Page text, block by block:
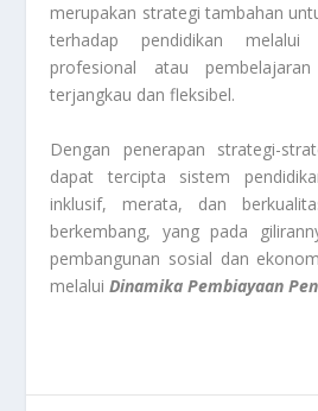
merupakan strategi tambahan
terhadap pendidikan melalui
profesional atau
terjangkau dan fleksibel.
Dengan penerapan strategi-
dapat tercipta sistem
inklusif, merata, dan
berkembang, yang pada
pembangunan sosial dan
melaluiDinamika Pembiayaan